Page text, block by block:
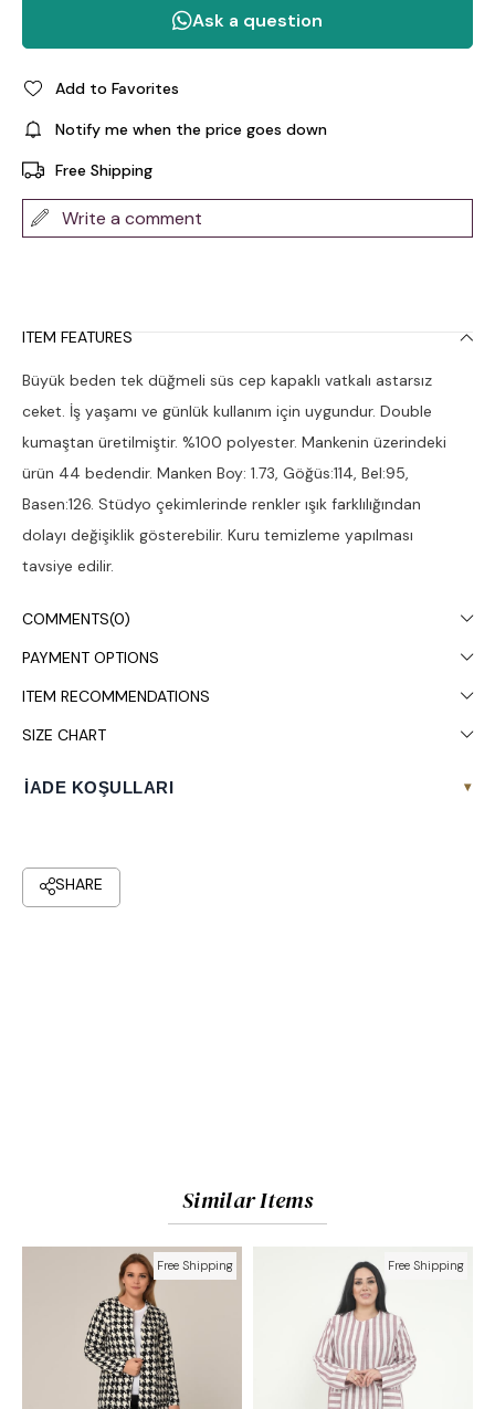
Add to Favorites
Notify me when the price goes down
Free Shipping
Write a comment
ITEM FEATURES
Büyük beden tek düğmeli süs cep kapaklı vatkalı astarsız
ceket. İş yaşamı ve günlük kullanım için uygundur. Double
kumaştan üretilmiştir. %100 polyester. Mankenin üzerindeki
ürün 44 bedendir. Manken Boy: 1.73, Göğüs:114, Bel:95,
Basen:126. Stüdyo çekimlerinde renkler ışık farklılığından
dolayı değişiklik gösterebilir. Kuru temizleme yapılması
tavsiye edilir.
COMMENTS(0)
PAYMENT OPTIONS
ITEM RECOMMENDATIONS
SIZE CHART
İADE KOŞULLARI ▾
Similar Items
Free Shipping Free Shipping